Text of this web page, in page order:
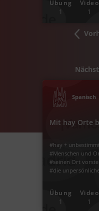
Übung
1
Video
1
Spanisch
Mit hay Orte
#hay +
#Menschen und
#seinen Ort
#die
Übung
1
Video
1